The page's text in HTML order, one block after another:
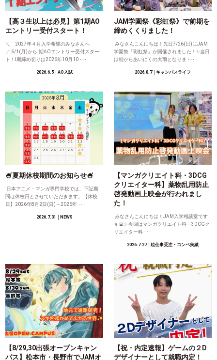
【高３生以上は必見】第1期AO
エントリー受付スタート！
＼ 2027年４月入学希望のみなさんへ
／ 6/1(月)からⅠ期AOエントリー受付スター
ト！Ⅰ期締め切りは2026年10月10 ･･･
2026.6.5│AO入試
JAM学園祭《彩虹祭》で前期を
締めくくりました！
みなさんこんにちは！先日7/26(日)にJAM
学園祭「彩虹祭」が開催されました！✨当日
は朝からあいにくの大雨となりま ･･･
2026.8.7│キャンパスライフ
🍧夏期休校期間のお知らせ🍧
日本アニメ・マンガ専門学校では、下記期
間は休校日とさせていただきます。【休校
日】2026年8月2日(日)～2026年 ･･･
2026.7.31 │NEWS
【マンガクリエイト科・3DCG
クリエイター科】薬物乱用防止
啓発動画上映会が行われまし
た！
みなさんこんにちは！JAM入学相談室です
👩‍💻✨ 今回はマンガクリエイト科・3DCGク
リエイター科 ･･･
2026.7.27│絵仕事受注・コンペ実績
【8/29,30出張オープンキャン
パス】松本市・長野市でJAMオ
【祝・内定速報】ゲームの２D
デザイナーとして就職内定！